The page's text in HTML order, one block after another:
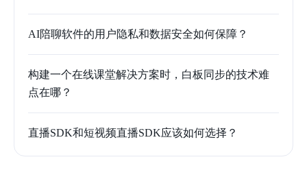
AI陪聊软件的用户隐私和数据安全如何保障？
构建一个在线课堂解决方案时，白板同步的技术难
点在哪？
直播SDK和短视频直播SDK应该如何选择？